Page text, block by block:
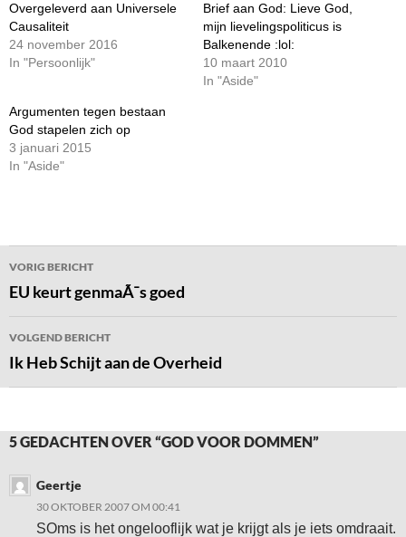
Overgeleverd aan Universele
Causaliteit
24 november 2016
In "Persoonlijk"
Brief aan God: Lieve God,
mijn lievelingspoliticus is
Balkenende :lol:
10 maart 2010
In "Aside"
Argumenten tegen bestaan
God stapelen zich op
3 januari 2015
In "Aside"
Bericht
navigatie
VORIG BERICHT
EU keurt genmaÃ¯s goed
VOLGEND BERICHT
Ik Heb Schijt aan de Overheid
5 GEDACHTEN OVER “GOD VOOR DOMMEN”
Geertje
30 OKTOBER 2007 OM 00:41
SOms is het ongelooflijk wat je krijgt als je iets omdraait.